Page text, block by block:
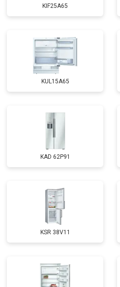
KIF25A65
KUL15A65
KAD 62P91
KSR 38V11